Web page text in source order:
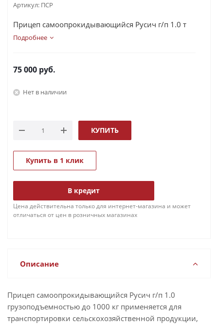
Артикул: ПСР
Прицеп самоопрокидывающийся Русич г/п 1.0 т
Подробнее
75 000 руб.
Нет в наличии
КУПИТЬ
Купить в 1 клик
В кредит
Цена действительна только для интернет-магазина и может
отличаться от цен в розничных магазинах
Описание
Прицеп самоопрокидывающийся Русич г/п 1.0
грузоподъемностью до 1000 кг применяется для
транспортировки сельскохозяйственной продукции,